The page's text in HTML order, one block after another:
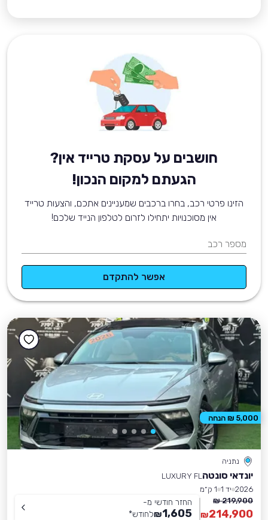
חושבים על עסקת טרייד אין?
הגעתם למקום הנכון!
הזינו פרטי רכב, בחרו ברכבים שמעניינים אתכם, והצעות טרייד
אין מסוכנויות יתחילו לזרום לטלפון הנייד שלכם!
מספר רכב
אפשר להתקדם
נתניה
יונדאי סונטה LUXURY FL
2026 יד 1
1 ק״מ
219,900 ₪
214,900
₪
החזר חודשי מ-
1,605
₪לחודש*
5,000 ₪ הנחה